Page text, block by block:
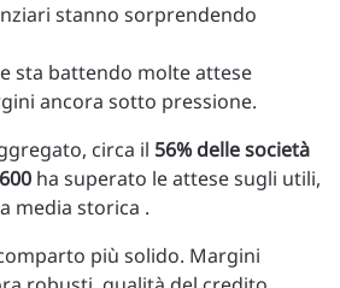
stanno sorprendendo
sta battendo molte attese
ancora sotto pressione.
circa il 56% delle società
ha superato le attese sugli utili,
media storica .
più solido. Margini